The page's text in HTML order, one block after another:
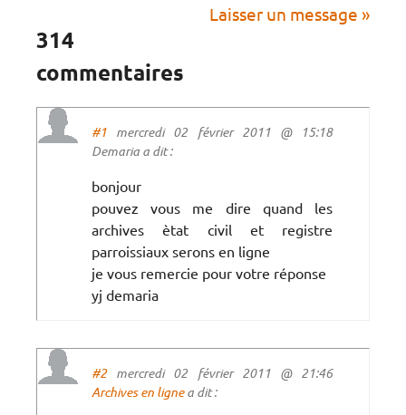
Laisser un message »
314
commentaires
#1 mercredi 02 février 2011 @ 15:18
Demaria a dit :
bonjour
pouvez vous me dire quand les
archives ètat civil et registre
parroissiaux serons en ligne
je vous remercie pour votre réponse
yj demaria
#2mercredi 02 février 2011 @ 21:46
Archives en lignea dit :